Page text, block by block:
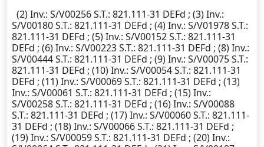
(2)Inv.: S/V00256S.T.: 821.111-31 DEFd ; (3)Inv.:
S/V00180S.T.: 821.111-31 DEFd ; (4)Inv.: S/V01978S.T.:
821.111-31 DEFd ; (5)Inv.: S/V00152S.T.: 821.111-31
DEFd ; (6)Inv.: S/V00223S.T.: 821.111-31 DEFd ; (8)Inv.:
S/V00444S.T.: 821.111-31 DEFd ; (9)Inv.: S/V00075S.T.:
821.111-31 DEFd ; (10)Inv.: S/V00054S.T.: 821.111-31
DEFd ; (11)Inv.: S/V00069S.T.: 821.111-31 DEFd ; (13)
Inv.: S/V00061 S.T.: 821.111-31 DEFd ; (15)Inv.:
S/V00258S.T.: 821.111-31 DEFd ; (16)Inv.: S/V00088
S.T.: 821.111-31 DEFd ; (17)Inv.: S/V00060S.T.: 821.111-
31 DEFd ; (18)Inv.: S/V00066S.T.: 821.111-31 DEFd ;
(19)Inv.: S/V00059S.T.: 821.111-31 DEFd ; (20)Inv.: